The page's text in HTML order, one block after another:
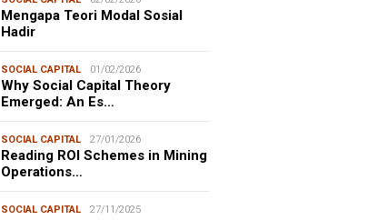
Mengapa Teori Modal Sosial
Hadir
SOCIAL CAPITAL 01/02/2026
Why Social Capital Theory
Emerged: An Es…
SOCIAL CAPITAL 27/01/2026
Reading ROI Schemes in Mining
Operations…
SOCIAL CAPITAL 27/11/2025